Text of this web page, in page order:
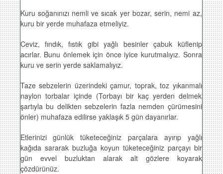
Kuru soğanınızı nemli ve sıcak yer bozar, serin, nemi az,
kuru bir yerde muhafaza etmeliyiz.
Ceviz, fındık, fıstık gibi yağlı besinler çabuk küflenip
acırlar. Bunu önlemek için önce iyice kurutmalıyız. Sonra
kuru ve serin yerde saklamalıyız.
Taze sebzelerin üzerindeki çamur, toprak, toz yıkanmalı
naylon torbalar içinde (Torbayı bir kaç yerden delmek
şartıyla bu delikten sebzelerin fazla nemden çürümesini
önler) muhafaza edilirse yaklaşık 5 gün dayanırlar.
Etlerinizi günlük tüketeceğiniz parçalara ayırıp yağlı
kağıda sararak buzluğa koyun tüketeceğiniz parçayı bir
gün evvel buzluktan alarak alt gözlere koyarak
çözdürünüz.